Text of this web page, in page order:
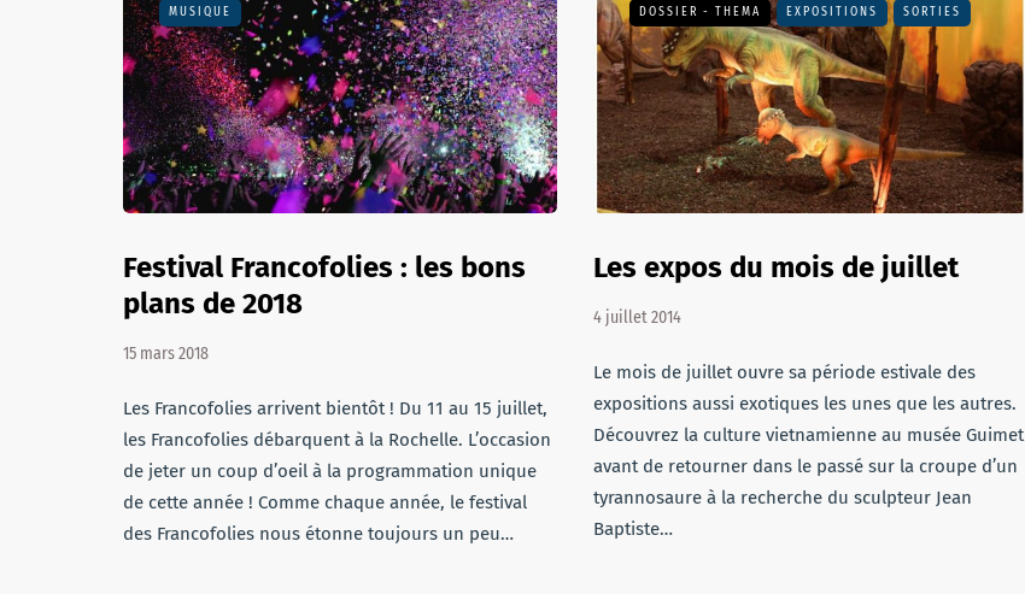
MUSIQUE
Festival Francofolies : les bons
plans de 2018
15 mars 2018
Les Francofolies arrivent bientôt ! Du 11 au 15 juillet,
les Francofolies débarquent à la Rochelle. L’occasion
de jeter un coup d’oeil à la programmation unique
de cette année ! Comme chaque année, le festival
des Francofolies nous étonne toujours un peu…
DOSSIER - THEMA EXPOSITIONS SORTIES
Les expos du mois de juillet
4 juillet 2014
Le mois de juillet ouvre sa période estivale des
expositions aussi exotiques les unes que les autres.
Découvrez la culture vietnamienne au musée Guimet
avant de retourner dans le passé sur la croupe d’un
tyrannosaure à la recherche du sculpteur Jean
Baptiste…